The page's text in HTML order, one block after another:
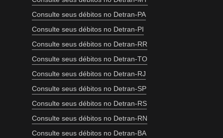
Consulte seus débitos no Detran-PA
Consulte seus débitos no Detran-PI
Consulte seus débitos no Detran-RR
Consulte seus débitos no Detran-TO
Consulte seus débitos no Detran-RJ
Consulte seus débitos no Detran-SP
Consulte seus débitos no Detran-RS
Consulte seus débitos no Detran-RN
Consulte seus débitos no Detran-BA